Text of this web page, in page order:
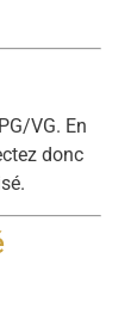
VG. En
donc